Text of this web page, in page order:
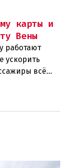
карты и
Вены
работают
ускорить
всё